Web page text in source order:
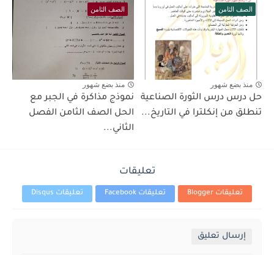
الصف الثامن
منذ بضع شهور
حل درس درس الثورة الصناعية
تنطلق من إنكلترا في التاريخ...
الصف الثامن
منذ بضع شهور
نموذج مذاكرة في الجبر مع
الحل الصف الثامن الفصل
الثاني...
تعليقات
تعليقات Blogger تعليقات Facebook تعليقات Disqus
إرسال تعليق